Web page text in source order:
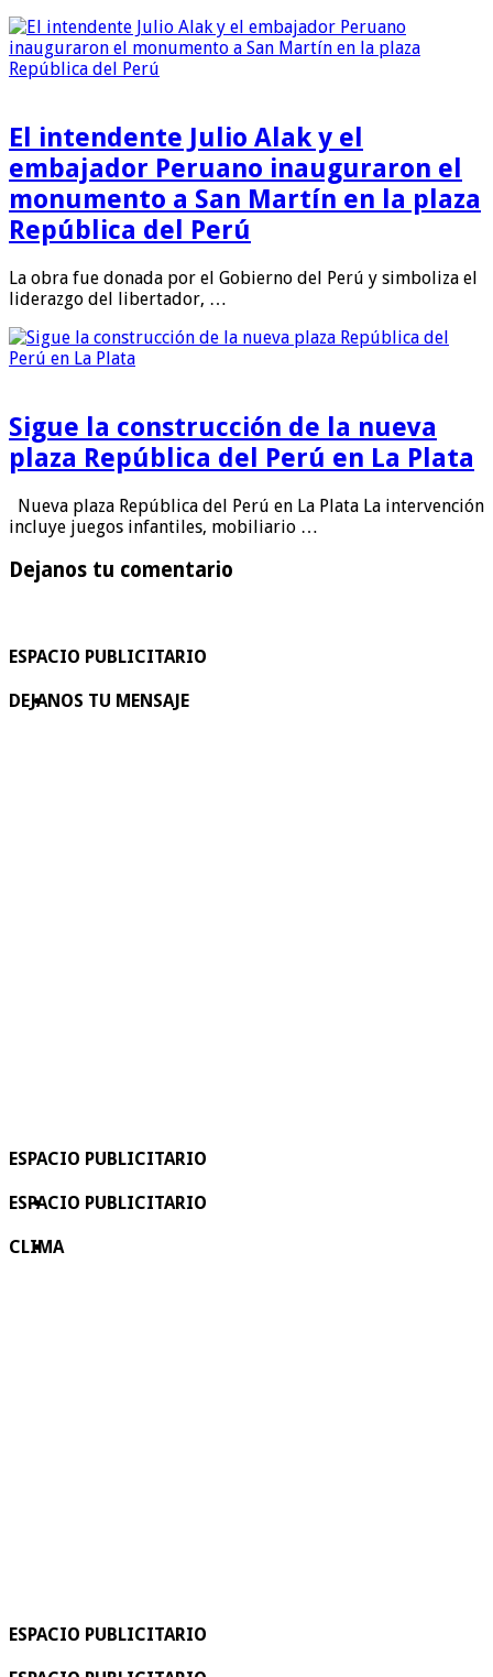
El intendente Julio Alak y el
embajador Peruano inauguraron el
monumento a San Martín en la plaza
República del Perú
La obra fue donada por el Gobierno del Perú y simboliza el
liderazgo del libertador, …
Sigue la construcción de la nueva
plaza República del Perú en La Plata
Nueva plaza República del Perú en La Plata La intervención
incluye juegos infantiles, mobiliario …
Dejanos tu comentario
ESPACIO PUBLICITARIO
DEJANOS TU MENSAJE
ESPACIO PUBLICITARIO
ESPACIO PUBLICITARIO
CLIMA
ESPACIO PUBLICITARIO